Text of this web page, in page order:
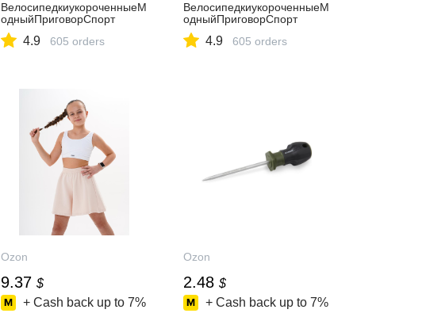
ВелосипедкиукороченныеМ
одныйПриговорСпорт
4.9 605 orders
ВелосипедкиукороченныеМ
одныйПриговорСпорт
4.9 605 orders
Ozon
9.37 $
+ Cash back up to 7%
Ozon
2.48 $
+ Cash back up to 7%